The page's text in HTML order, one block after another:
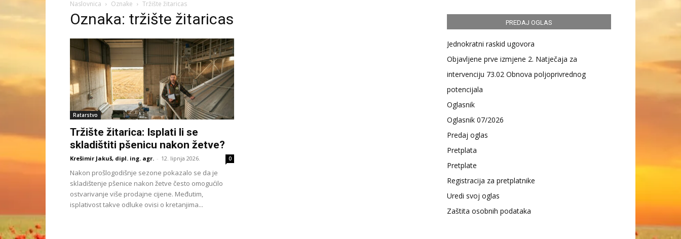
Naslovnica Oznake Tržište žitaricas
Oznaka: tržište žitaricas
Ratarstvo
Tržište žitarica: Isplati li se
skladištiti pšenicu nakon žetve?
Krešimir Jakuš, dipl. ing. agr. - 12. lipnja 2026. 0
Nakon prošlogodišnje sezone pokazalo se da je
skladištenje pšenice nakon žetve često omogućilo
ostvarivanje više prodajne cijene. Međutim,
isplativost takve odluke ovisi o kretanjima...
PREDAJ OGLAS
Jednokratni raskid ugovora
Objavljene prve izmjene 2. Natječaja za
intervenciju 73.02 Obnova poljoprivrednog
potencijala
Oglasnik
Oglasnik 07/2026
Predaj oglas
Pretplata
Pretplate
Registracija za pretplatnike
Uredi svoj oglas
Zaštita osobnih podataka